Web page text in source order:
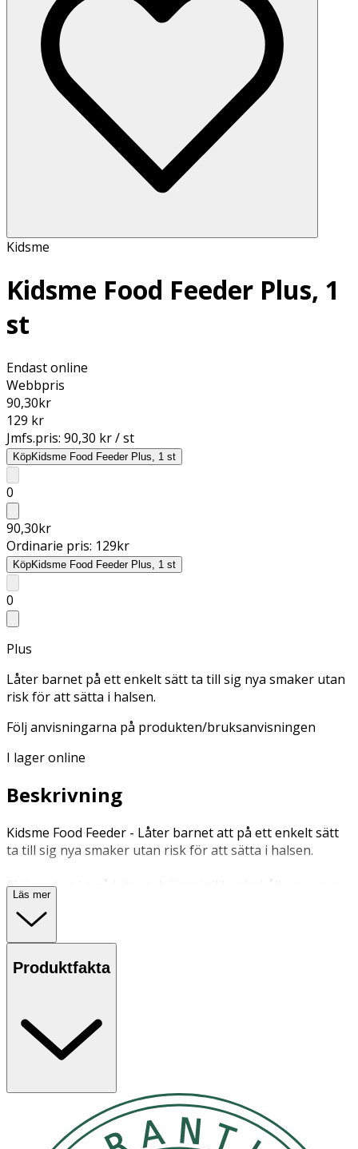
Kidsme
Kidsme Food Feeder Plus, 1
st
Endast online
Webbpris
90,30kr
129 kr
Jmfs.pris: 90,30 kr / st
Köp Kidsme Food Feeder Plus, 1 st
0
90,30kr
Ordinarie pris: 129kr
Köp Kidsme Food Feeder Plus, 1 st
0
Plus
Låter barnet på ett enkelt sätt ta till sig nya smaker utan
risk för att sätta i halsen.
Följ anvisningarna på produkten/bruksanvisningen
I lager online
Beskrivning
Kidsme Food Feeder - Låter barnet att på ett enkelt sätt
ta till sig nya smaker utan risk för att sätta i halsen.
Skär maten i små bitar och lägg i silikonbehållaren, som
barnet sen kan tugga på helt själv. Frukt, bär och så
småningom vuxen mat. Det stimulerar tuggrörelserna
och motoriken hos barnet genom koordinationen mellan
OK för gravida och ammande:
Ingredienser:
Polypropylen och silikon
Läs mer
Produktfakta